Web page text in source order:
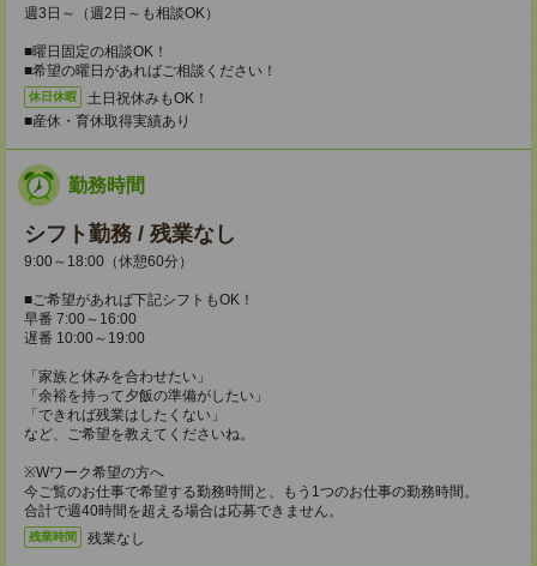
週3日～（週2日～も相談OK）
■曜日固定の相談OK！
■希望の曜日があればご相談ください！
休日休暇
土日祝休みもOK！
■産休・育休取得実績あり
勤務時間
シフト勤務 / 残業なし
9:00～18:00（休憩60分）
■ご希望があれば下記シフトもOK！
早番 7:00～16:00
遅番 10:00～19:00
「家族と休みを合わせたい」
「余裕を持って夕飯の準備がしたい」
「できれば残業はしたくない」
など、ご希望を教えてくださいね。
※Wワーク希望の方へ
今ご覧のお仕事で希望する勤務時間と、もう1つのお仕事の勤務時間。
合計で週40時間を超える場合は応募できません。
残業時間 残業なし